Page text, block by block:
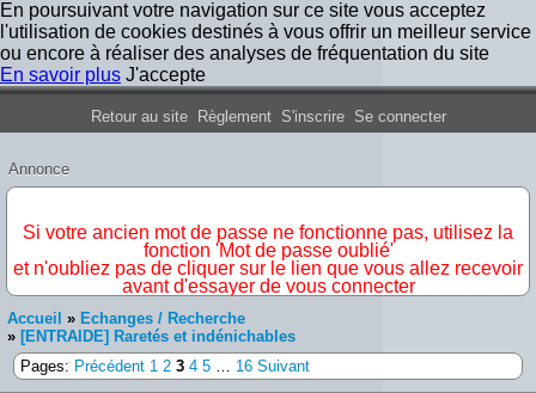
En poursuivant votre navigation sur ce site vous acceptez
l'utilisation de cookies destinés à vous offrir un meilleur service
ou encore à réaliser des analyses de fréquentation du site
En savoir plus J'accepte
Forum Iron Maiden France
Retour au site Règlement S'inscrire Se connecter
Annonce
Si votre ancien mot de passe ne fonctionne pas, utilisez la
fonction 'Mot de passe oublié'
et n'oubliez pas de cliquer sur le lien que vous allez recevoir
avant d'essayer de vous connecter
Accueil » Echanges / Recherche
» [ENTRAIDE] Raretés et indénichables
Pages: Précédent 1 2 3 4 5 … 16 Suivant